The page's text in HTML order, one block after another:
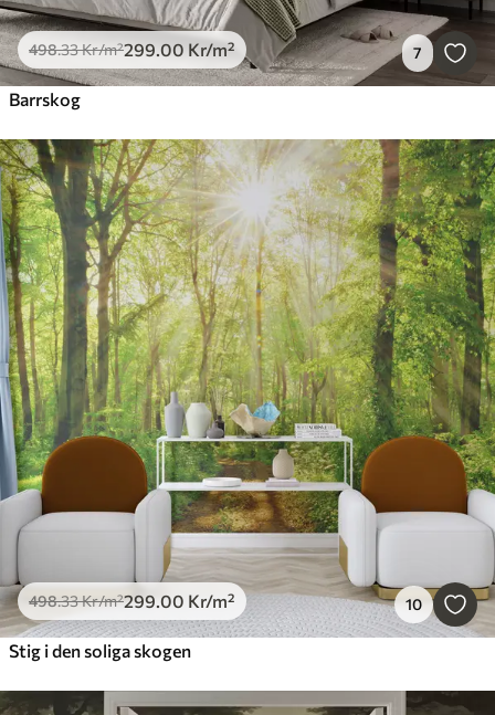
498.33Kr/m²299.00 Kr/m² 7
Barrskog
498.33Kr/m²299.00 Kr/m² 10
Stig i den soliga skogen